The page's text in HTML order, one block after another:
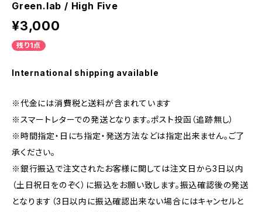
Green.lab / High Five
¥3,000
残り1点
International shipping available
※代金には消費税と送料が含まれています
※スマートレターでの発送となります。ポスト投函（追跡無し）
※時間指定・日にち指定・発送方法などは指定出来ません。ご了
承ください。
※銀行振込で注文されたお客様に関しては注文日から3日以内
（土日祝日をのぞく）に振込をお願い致します。振込確認後の発送
となります（3日以内に振込確認出来ない場合にはキャンセルと